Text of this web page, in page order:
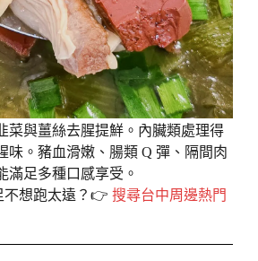
菜與薑絲去腥提鮮。內臟類處理得
味。豬血滑嫩、腸類 Q 彈、隔間肉
滿足多種口感享受。
不想跑太遠？👉 搜尋台中周邊熱門